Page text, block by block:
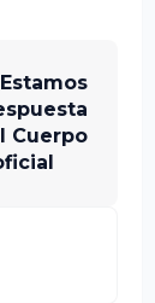
Cuerpo